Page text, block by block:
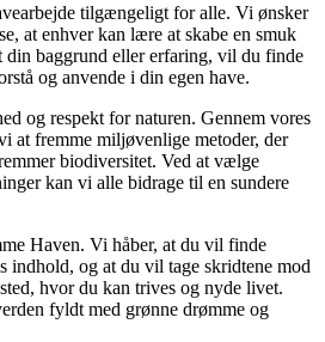
tilgængeligt for alle. Vi ønsker
at enhver kan lære at skabe en smuk
din baggrund eller erfaring, vil du finde
og anvende i din egen have.
og respekt for naturen. Gennem vores
at fremme miljøvenlige metoder, der
biodiversitet. Ved at vælge
kan vi alle bidrage til en sundere
Haven. Vi håber, at du vil finde
indhold, og at du vil tage skridtene mod
hvor du kan trives og nyde livet.
fyldt med grønne drømme og